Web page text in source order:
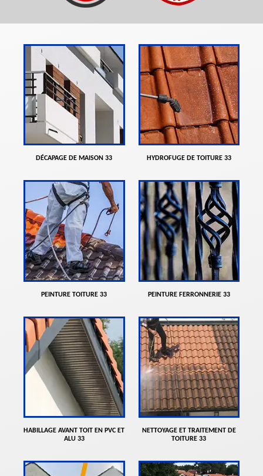
DÉCAPAGE DE MAISON 33 HYDROFUGE DE TOITURE 33
PEINTURE TOITURE 33 PEINTURE FERRONNERIE 33
HABILLAGE AVANT TOIT EN PVC ET
ALU 33
NETTOYAGE ET TRAITEMENT DE
TOITURE 33